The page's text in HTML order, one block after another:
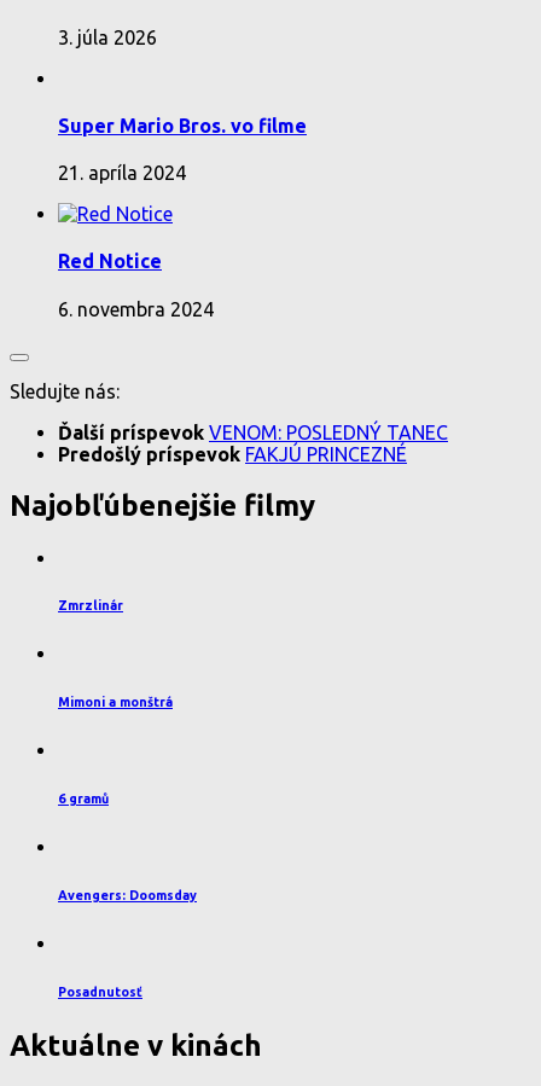
3. júla 2026
Super Mario Bros. vo filme
21. apríla 2024
Red Notice
6. novembra 2024
Sledujte nás:
Ďalší príspevok VENOM: POSLEDNÝ TANEC
Predošlý príspevok FAKJÚ PRINCEZNÉ
Najobľúbenejšie filmy
Zmrzlinár
Mimoni a monštrá
6 gramů
Avengers: Doomsday
Posadnutosť
Aktuálne v kinách